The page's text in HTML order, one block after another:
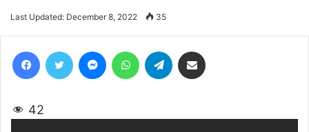
Last Updated: December 8, 2022 35
42